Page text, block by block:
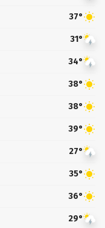
37°
31°
34°
38°
38°
39°
27°
35°
36°
29°